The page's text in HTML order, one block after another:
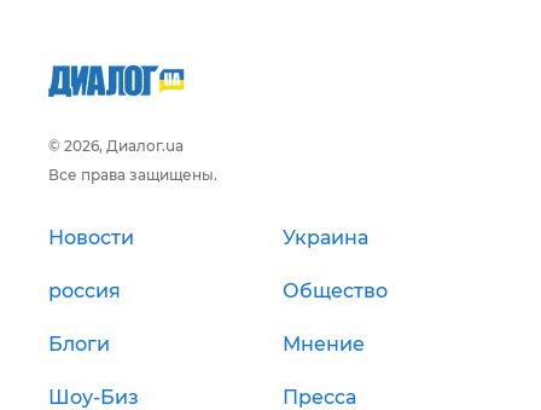
© 2026, Диалог.ua
Все права защищены.
Новости Украина
россия Общество
Блоги Мнение
Шоу-Биз Пресса